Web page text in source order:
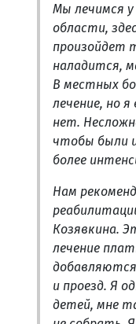
Мы лечимся
области,
произойдет
наладится,
В местных
лечение, но
нет.
чтобы были
более
Нам
Козявкина.
лечение
и проезд. Я
детей, мне